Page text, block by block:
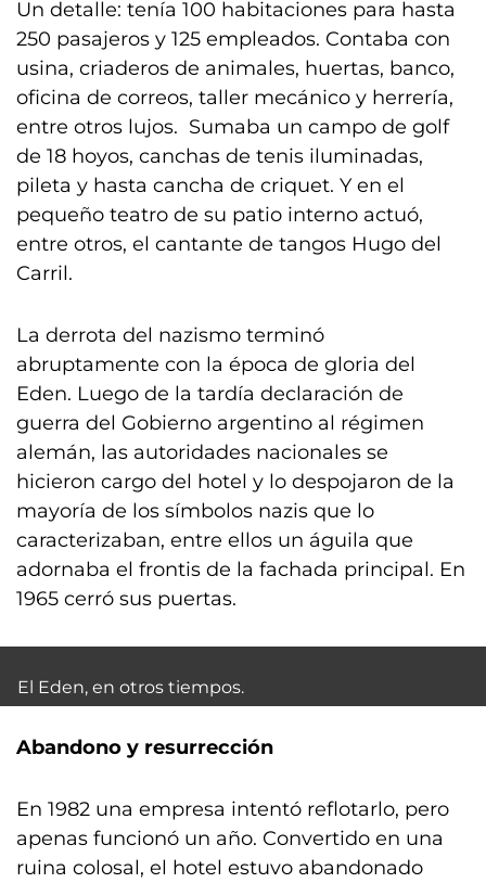
Un detalle: tenía 100 habitaciones para hasta
250 pasajeros y 125 empleados. Contaba con
usina, criaderos de animales, huertas, banco,
oficina de correos, taller mecánico y herrería,
entre otros lujos. Sumaba un campo de golf
de 18 hoyos, canchas de tenis iluminadas,
pileta y hasta cancha de criquet. Y en el
pequeño teatro de su patio interno actuó,
entre otros, el cantante de tangos Hugo del
Carril.
La derrota del nazismo terminó
abruptamente con la época de gloria del
Eden. Luego de la tardía declaración de
guerra del Gobierno argentino al régimen
alemán, las autoridades nacionales se
hicieron cargo del hotel y lo despojaron de la
mayoría de los símbolos nazis que lo
caracterizaban, entre ellos un águila que
adornaba el frontis de la fachada principal. En
1965 cerró sus puertas.
El Eden, en otros tiempos.
Abandono y resurrección
En 1982 una empresa intentó reflotarlo, pero
apenas funcionó un año. Convertido en una
ruina colosal, el hotel estuvo abandonado